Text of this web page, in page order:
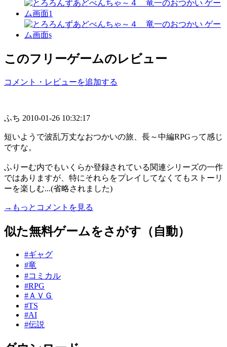
このフリーゲームのレビュー
コメント・レビューを追加する
ふち 2010-01-26 10:32:17
短いようで波乱万丈なおつかいの旅、長～中編RPGって感じ
ですな。
ふりーむ内でもいくらか登録されている関連シリーズの一作
ではありますが、特にそれらをプレイしてなくてもストーリ
ーを楽しむ...(省略されました)
→もっとコメントを見る
似た無料ゲームをさがす（自動）
#ギャグ
#竜
#コミカル
#RPG
#ＡＶＧ
#TS
#AI
#伝説